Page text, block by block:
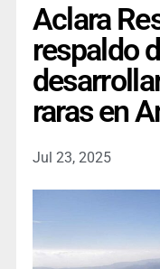
Aclara
respaldo
raras en
Jul 23, 2025